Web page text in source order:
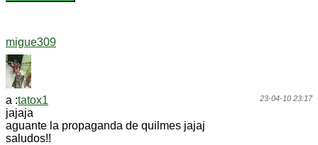
migue309
23-04-10 23:17
a :tatox1
jajaja
aguante la propaganda de quilmes jajaj
saludos!!